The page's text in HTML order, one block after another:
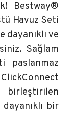
Bestway®
Havuz Seti
dayanıklı ve
Sağlam
paslanmaz
birleştirilen
bir